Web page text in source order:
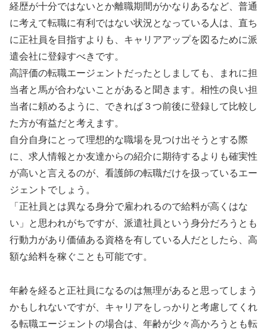
経歴が十分ではないとか離職期間がかなりあるなど、普通
に考えて転職に有利ではない状況となっている人は、直ち
に正社員を目指すよりも、キャリアアップを図るために派
遣会社に登録すべきです。
高評価の転職エージェントだったとしましても、まれに担
当者と馬が合わないことがあると聞きます。相性の良い担
当者に頼めるように、できれば３つ前後に登録して比較し
た方が有益だと考えます。
自分自身にとって理想的な職場を見つけ出そうとする際
に、求人情報とか友達からの紹介に期待するよりも確実性
が高いと言えるのが、看護師の転職だけを扱っているエー
ジェントでしょう。
「正社員とは異なる身分で雇われるので給料が高くはな
い」と思われがちですが、派遣社員という身分だろうとも
行動力があり価値ある資格を有している人だとしたら、高
額な給料を稼ぐことも可能です。
年齢を経ると正社員になるのは無理があると思ってしまう
かもしれないですが、キャリアをしっかりと考慮してくれ
る転職エージェントの場合は、年齢が少々高かろうとも転